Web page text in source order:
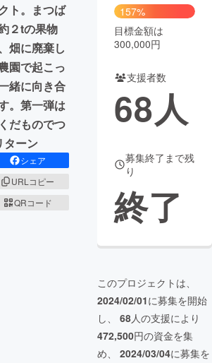
Social Good
CAMPFIRE Creation
るさと納税machi-ya コミュニティ
ト。まつば
２tの果物
畑に廃棄し
園で起こっ
緒に向き合
。第一弾は
だものでつ
ターン
シェア
URLコピー
QRコード
157%
目標金額は
300,000円
支援者数
68人
募集終了まで残
り
終了
このプロジェクトは、
2024/02/01に募集を開始
し、 68人の支援により
472,500円の資金を集
め、 2024/03/04に募集を